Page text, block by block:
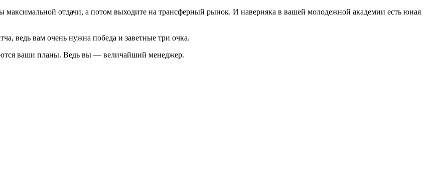
максимальной отдачи, а потом выходите на трансферный рынок. И наверняка в вашей молодежной академии есть юная
ведь вам очень нужна победа и заветные три очка.
ваши планы. Ведь вы — величайший менеджер.